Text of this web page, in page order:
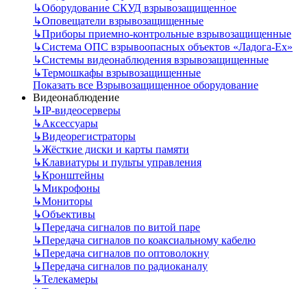
↳Оборудование СКУД взрывозащищенное
↳Оповещатели взрывозащищенные
↳Приборы приемно-контрольные взрывозащищенные
↳Система ОПС взрывоопасных объектов «Ладога-Ex»
↳Системы видеонаблюдения взрывозащищенные
↳Термошкафы взрывозащищенные
Показать все Взрывозащищенное оборудование
Видеонаблюдение
↳IP-видеосерверы
↳Аксессуары
↳Видеорегистраторы
↳Жёсткие диски и карты памяти
↳Клавиатуры и пульты управления
↳Кронштейны
↳Микрофоны
↳Мониторы
↳Объективы
↳Передача сигналов по витой паре
↳Передача сигналов по коаксиальному кабелю
↳Передача сигналов по оптоволокну
↳Передача сигналов по радиоканалу
↳Телекамеры